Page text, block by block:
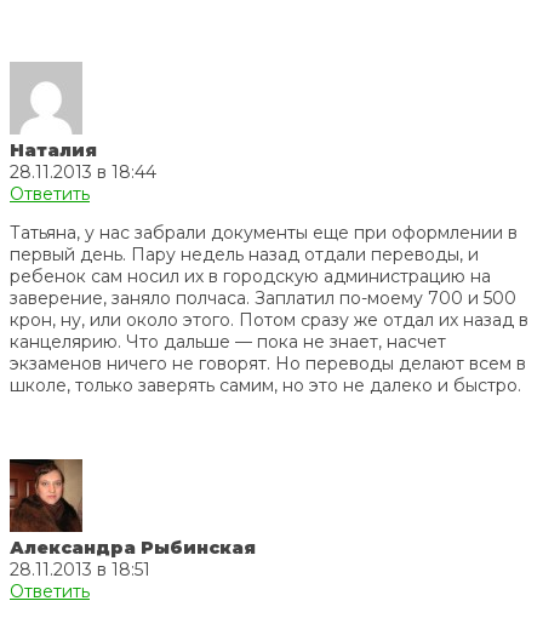
Наталия
28.11.2013 в 18:44
Ответить
Татьяна, у нас забрали документы еще при оформлении в
первый день. Пару недель назад отдали переводы, и
ребенок сам носил их в городскую администрацию на
заверение, заняло полчаса. Заплатил по-моему 700 и 500
крон, ну, или около этого. Потом сразу же отдал их назад в
канцелярию. Что дальше — пока не знает, насчет
экзаменов ничего не говорят. Но переводы делают всем в
школе, только заверять самим, но это не далеко и быстро.
Александра Рыбинская
28.11.2013 в 18:51
Ответить